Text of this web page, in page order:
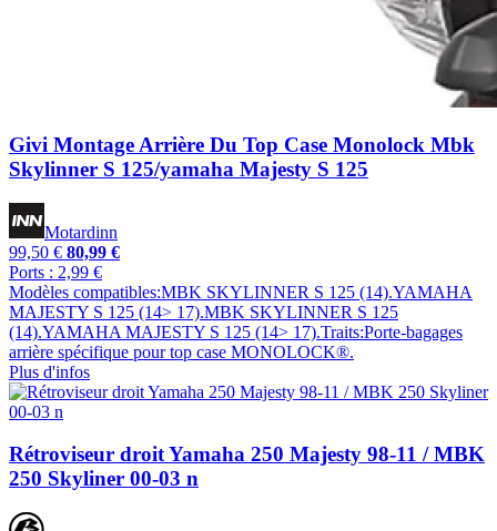
Givi Montage Arrière Du Top Case Monolock Mbk
Skylinner S 125/yamaha Majesty S 125
Motardinn
99,50 € 80,99 €
Ports : 2,99 €
Modèles compatibles:MBK SKYLINNER S 125 (14).YAMAHA
MAJESTY S 125 (14> 17).MBK SKYLINNER S 125
(14).YAMAHA MAJESTY S 125 (14> 17).Traits:Porte-bagages
arrière spécifique pour top case MONOLOCK®.
Plus d'infos
Rétroviseur droit Yamaha 250 Majesty 98-11 / MBK
250 Skyliner 00-03 n